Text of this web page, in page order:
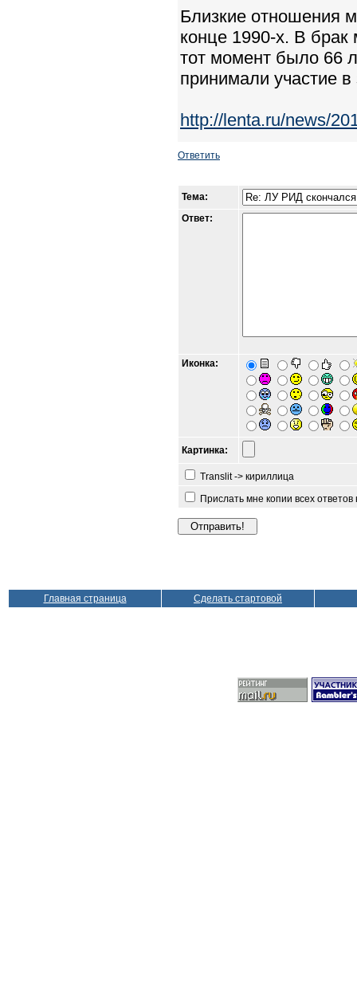
Близкие отношения
конце 1990-х. В брак
тот момент было 66
принимали участие
http://lenta.ru/news/
Ответить
Тема:
Ответ:
Иконка:
Картинка:
Translit -> кириллица
Прислать мне копии всех
Главная страница Сделать стартовой